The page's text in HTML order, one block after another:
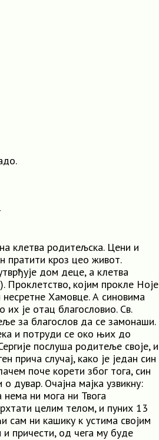
клетва родитељска. Цени и
пратити кроз цео живот.
дом деце, а клетва
Проклетство, којим прокле Ноје
Хамовце. А синовима
их је отац благословио. Св.
за благослов да се замонаши.
и потруди се око њих до
послуша родитеље своје, и
прича случај, како је један син
поче корети због тога, син
о дувар. Очајна мајка узвикну:
нема ни мога ни Твога
целим телом, и пуних 13
сам ни кашику к устима својим
причести, од чега му буде